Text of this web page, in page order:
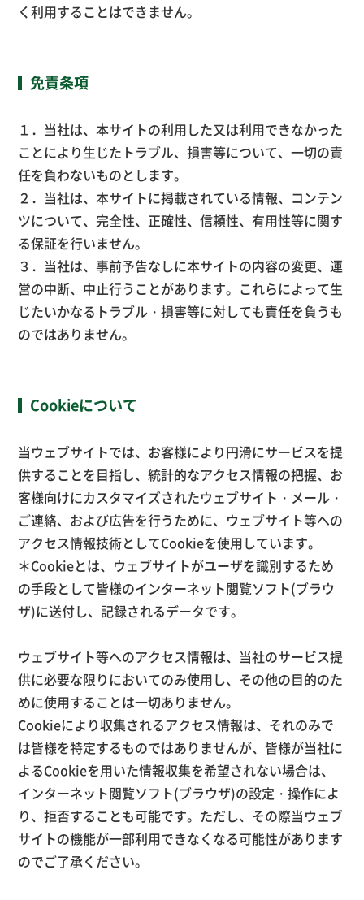
く利用することはできません。
免責条項
１．当社は、本サイトの利用した又は利用できなかった
ことにより生じたトラブル、損害等について、一切の責
任を負わないものとします。
２．当社は、本サイトに掲載されている情報、コンテン
ツについて、完全性、正確性、信頼性、有用性等に関す
る保証を行いません。
３．当社は、事前予告なしに本サイトの内容の変更、運
営の中断、中止行うことがあります。これらによって生
じたいかなるトラブル・損害等に対しても責任を負うも
のではありません。
Cookieについて
当ウェブサイトでは、お客様により円滑にサービスを提
供することを目指し、統計的なアクセス情報の把握、お
客様向けにカスタマイズされたウェブサイト・メール・
ご連絡、および広告を行うために、ウェブサイト等への
アクセス情報技術としてCookieを使用しています。
＊Cookieとは、ウェブサイトがユーザを識別するため
の手段として皆様のインターネット閲覧ソフト(ブラウ
ザ)に送付し、記録されるデータです。
ウェブサイト等へのアクセス情報は、当社のサービス提
供に必要な限りにおいてのみ使用し、その他の目的のた
めに使用することは一切ありません。
Cookieにより収集されるアクセス情報は、それのみで
は皆様を特定するものではありませんが、皆様が当社に
よるCookieを用いた情報収集を希望されない場合は、
インターネット閲覧ソフト(ブラウザ)の設定・操作によ
り、拒否することも可能です。ただし、その際当ウェブ
サイトの機能が一部利用できなくなる可能性があります
のでご了承ください。